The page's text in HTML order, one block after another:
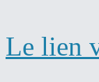
Le lien